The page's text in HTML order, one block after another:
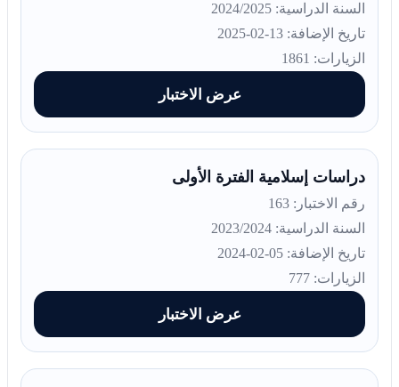
السنة الدراسية: 2024/2025
تاريخ الإضافة: 13-02-2025
الزيارات: 1861
عرض الاختبار
دراسات إسلامية الفترة الأولى
رقم الاختبار: 163
السنة الدراسية: 2023/2024
تاريخ الإضافة: 05-02-2024
الزيارات: 777
عرض الاختبار